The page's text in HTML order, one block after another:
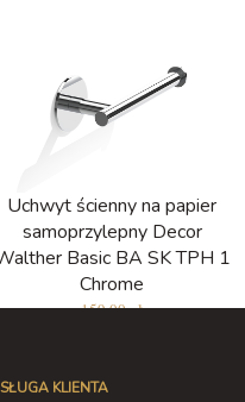
Uchwyt ścienny na papier
samoprzylepny Decor
Basic BA SK TPH 1
Chrome
159,00 zł
KLIENTA